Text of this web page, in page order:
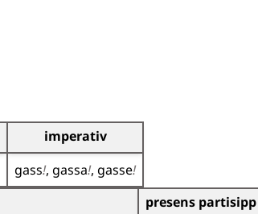
imperativ
gass! gassa! gasse!
presens partisipp